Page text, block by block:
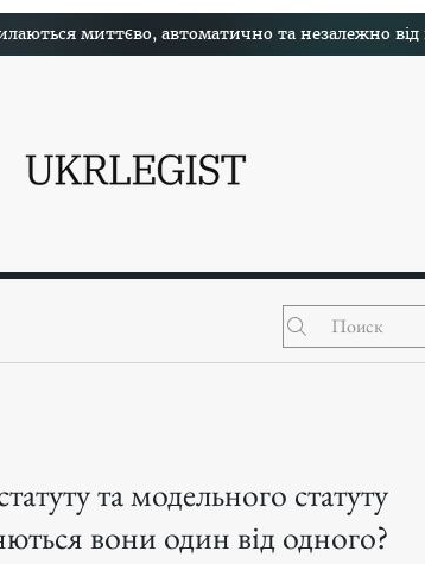
миттєво, автоматично та незалежно від
та модельного статуту
вони один від одного?